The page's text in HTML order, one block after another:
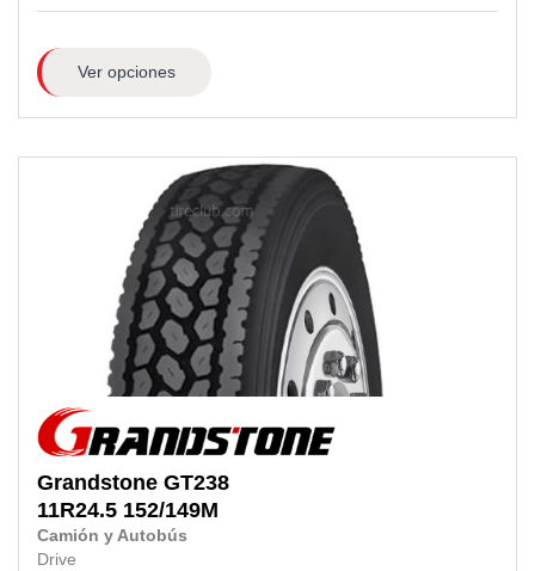
Ver opciones
Grandstone GT238
11R24.5 152/149M
Camión y Autobús
Drive